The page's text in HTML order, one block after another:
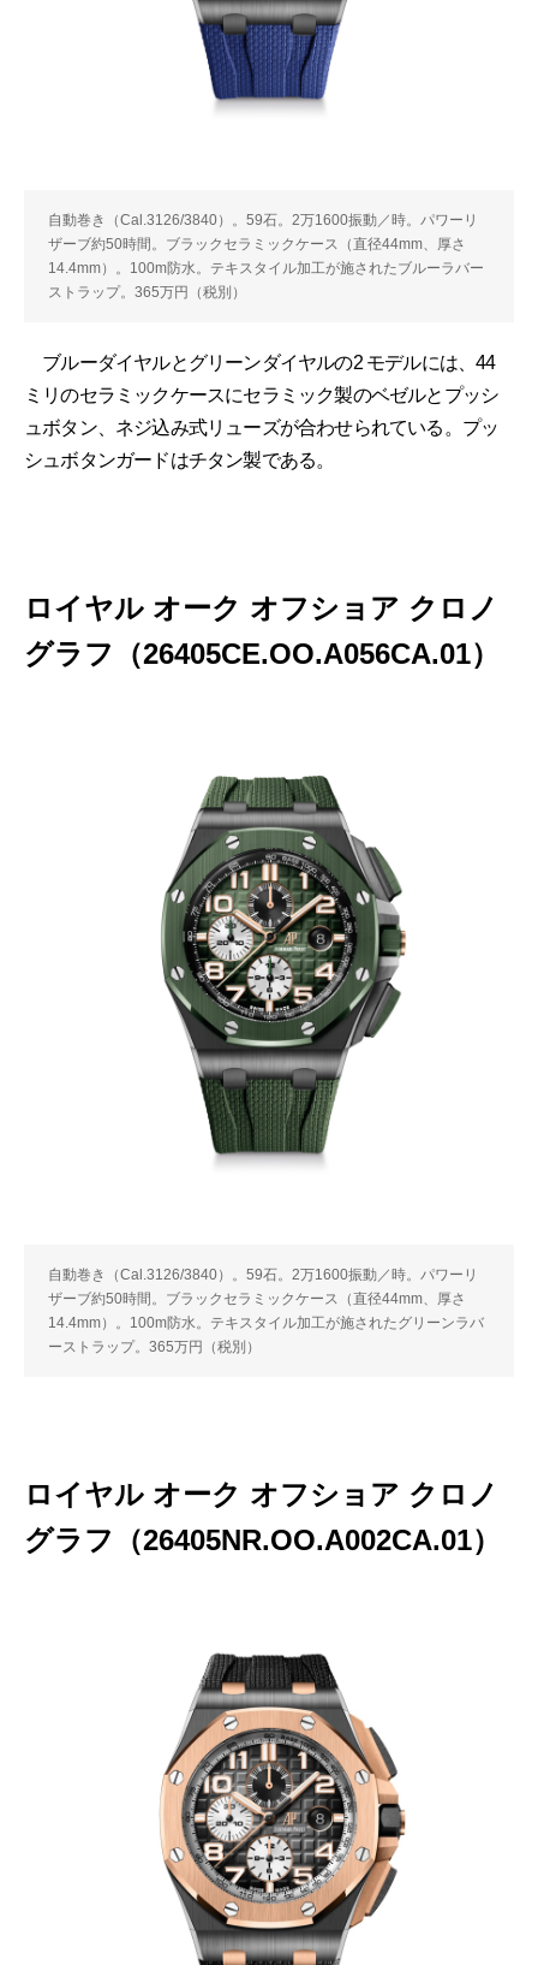
自動巻き（Cal.3126/3840）。59石。2万1600振動／時。パワーリ
ザーブ約50時間。ブラックセラミックケース（直径44mm、厚さ
14.4mm）。100m防水。テキスタイル加工が施されたブルーラバー
ストラップ。365万円（税別）
ブルーダイヤルとグリーンダイヤルの2 モデルには、44
ミリのセラミックケースにセラミック製のベゼルとプッシ
ュボタン、ネジ込み式リューズが合わせられている。プッ
シュボタンガードはチタン製である。
ロイヤル オーク オフショア クロノ
グラフ（26405CE.OO.A056CA.01）
自動巻き（Cal.3126/3840）。59石。2万1600振動／時。パワーリ
ザーブ約50時間。ブラックセラミックケース（直径44mm、厚さ
14.4mm）。100m防水。テキスタイル加工が施されたグリーンラバ
ーストラップ。365万円（税別）
ロイヤル オーク オフショア クロノ
グラフ（26405NR.OO.A002CA.01）